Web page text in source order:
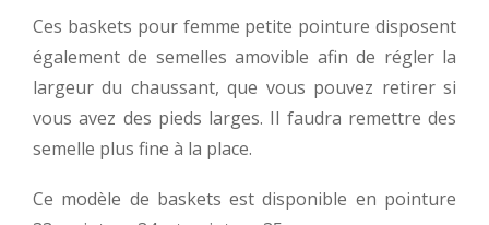
Ces baskets pour femme petite pointure disposent
également de semelles amovible afin de régler la
largeur du chaussant, que vous pouvez retirer si
vous avez des pieds larges. Il faudra remettre des
semelle plus fine à la place.
Ce modèle de baskets est disponible en pointure